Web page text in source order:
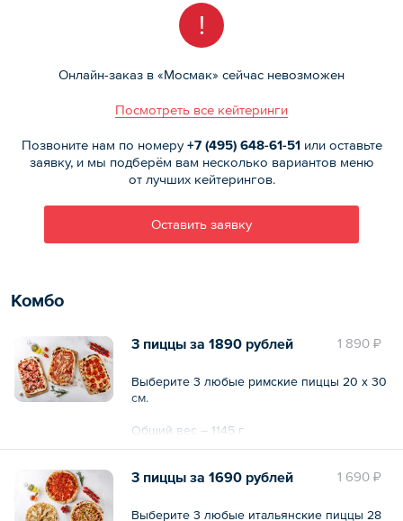
!
Онлайн-заказ в «Мосмак» сейчас невозможен
Посмотреть все кейтеринги
Позвоните нам по номеру+7 (495) 648-61-51или оставьте
заявку, и мы подберём вам несколько вариантов меню
от лучших кейтерингов.
Оставить заявку
Комбо
1 890 ₽
3 пиццы за 1890 рублей
Выберите 3 любые римские пиццы 20 х 30
см.
Общий вес – 1145 г
1 690 ₽
3 пиццы за 1690 рублей
Выберите 3 любые итальянские пиццы 28